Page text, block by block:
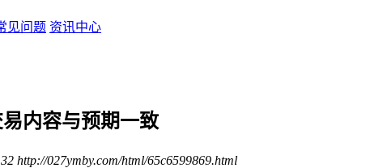
见问题 资讯中心
内容与预期一致
http://027ymby.com/html/65c6599869.html